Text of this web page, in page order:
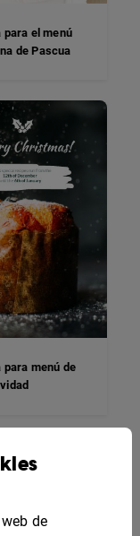
para el menú
de Pascua
para menú de
de